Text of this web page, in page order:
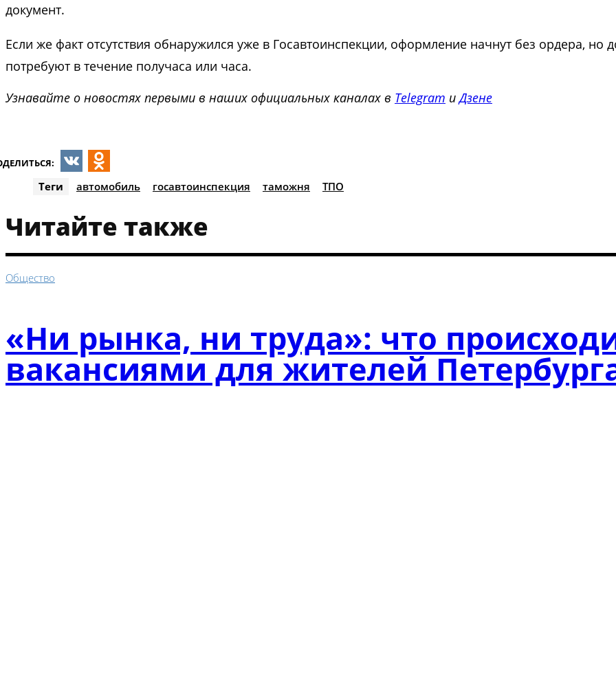
документ.
Если же факт отсутствия обнаружился уже в Госавтоинспекции, оформление начнут без ордера, но
потребуют в течение получаса или часа.
Узнавайте о новостях первыми в наших официальных каналах в Telegram иДзене
VKOdnoklassniki
Теги автомобиль госавтоинспекция таможня ТПО
Читайте также
Общество
«Ни рынка, ни труда»: что
вакансиями для жителей